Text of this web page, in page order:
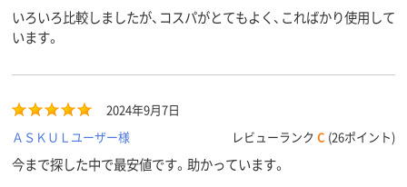
いろいろ比較しましたが、コスパがとてもよく、こればかり使用して
います。
2024年9月7日
ＡＳＫＵＬユーザー様
レビューランク C (26ポイント)
今まで探した中で最安値です。助かっています。